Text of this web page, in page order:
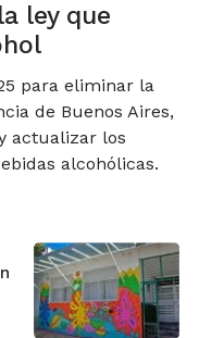
ley que
para eliminar la
de Buenos Aires,
actualizar los
alcohólicas.